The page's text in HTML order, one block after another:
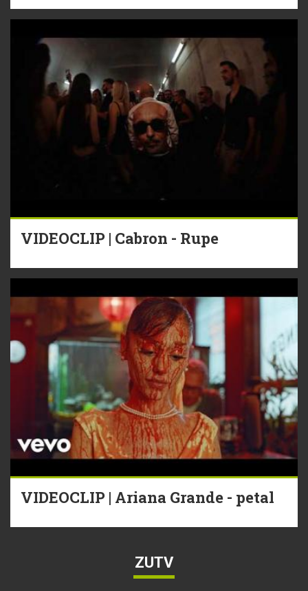
VIDEOCLIP | Cabron - Rupe
VIDEOCLIP | Ariana Grande - petal
ZUTV